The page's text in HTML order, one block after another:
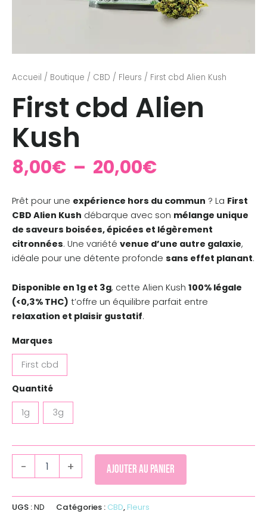
Accueil / Boutique / CBD / Fleurs / First cbd Alien Kush
First cbd Alien
Kush
8,00€ – 20,00€
Prêt pour une expérience hors du commun ? La First
CBD Alien Kush débarque avec son mélange unique
de saveurs boisées, épicées et légèrement
citronnées. Une variété venue d’une autre galaxie,
idéale pour une détente profonde sans effet planant.
Disponible en 1g et 3g, cette Alien Kush 100% légale
(<0,3% THC) t’offre un équilibre parfait entre
relaxation et plaisir gustatif.
Marques
First cbd
Quantité
1g 3g
- + Ajouter au panier
UGS :ND Catégories : CBD, Fleurs